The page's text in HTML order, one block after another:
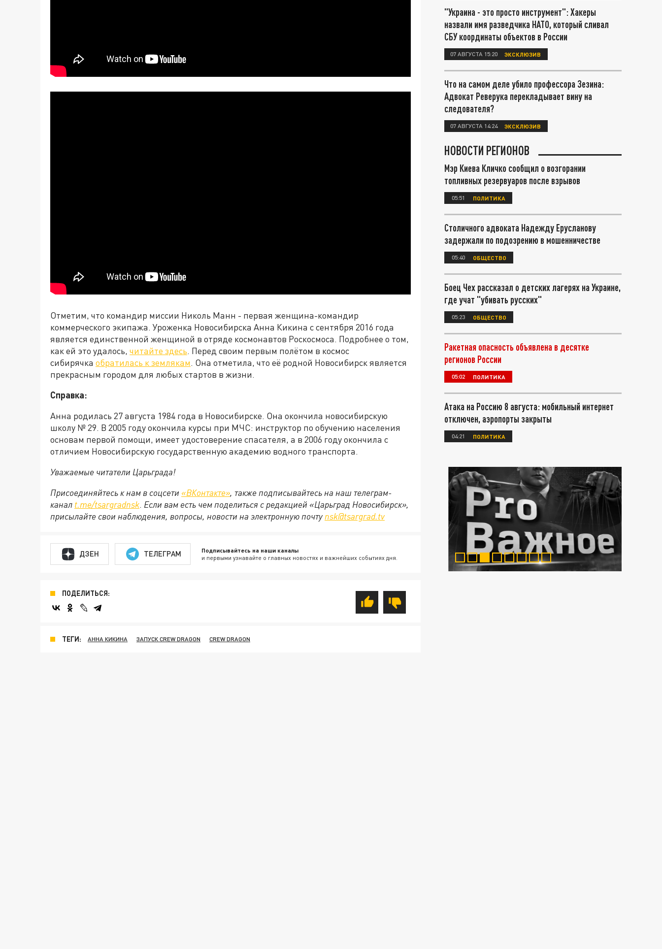
Отметим, что командир миссии Николь Манн - первая женщина-командир
коммерческого экипажа. Уроженка Новосибирска Анна Кикина с сентября 2016 года
является единственной женщиной в отряде космонавтов Роскосмоса. Подробнее о том,
как ей это удалось, читайте здесь. Перед своим первым полётом в космос
сибирячка обратилась к землякам. Она отметила, что её родной Новосибирск является
прекрасным городом для любых стартов в жизни.
Справка:
Анна родилась 27 августа 1984 года в Новосибирске. Она окончила новосибирскую
школу № 29. В 2005 году окончила курсы при МЧС: инструктор по обучению населения
основам первой помощи, имеет удостоверение спасателя, а в 2006 году окончила с
отличием Новосибирскую государственную академию водного транспорта.
Уважаемые читатели Царьграда!
Присоединяйтесь к нам в соцсети «ВКонтакте», также подписывайтесь на наш телеграм-
канал t.me/tsargradnsk. Если вам есть чем поделиться с редакцией «Царьград Новосибирск»,
присылайте свои наблюдения, вопросы, новости на электронную почту nsk@tsargrad.tv
ДЗЕН ТЕЛЕГРАМ Подписывайтесь на наши каналы
и первыми узнавайте о главных новостях и важнейших событиях дня.
ПОДЕЛИТЬСЯ:
ТЕГИ: АННА КИКИНА ЗАПУСК CREW DRAGON CREW DRAGON
"Украина - это просто инструмент": Хакеры
назвали имя разведчика НАТО, который сливал
СБУ координаты объектов в России
07 АВГУСТА 15:20 ЭКСКЛЮЗИВ
Что на самом деле убило профессора Зезина:
Адвокат Реверука перекладывает вину на
следователя?
07 АВГУСТА 14:24 ЭКСКЛЮЗИВ
НОВОСТИ РЕГИОНОВ
Мэр Киева Кличко сообщил о возгорании
топливных резервуаров после взрывов
05:51 ПОЛИТИКА
Столичного адвоката Надежду Ерусланову
задержали по подозрению в мошенничестве
05:40 ОБЩЕСТВО
Боец Чех рассказал о детских лагерях на Украине,
где учат "убивать русских"
05:23 ОБЩЕСТВО
Ракетная опасность объявлена в десятке
регионов России
05:02 ПОЛИТИКА
Атака на Россию 8 августа: мобильный интернет
отключен, аэропорты закрыты
04:21 ПОЛИТИКА